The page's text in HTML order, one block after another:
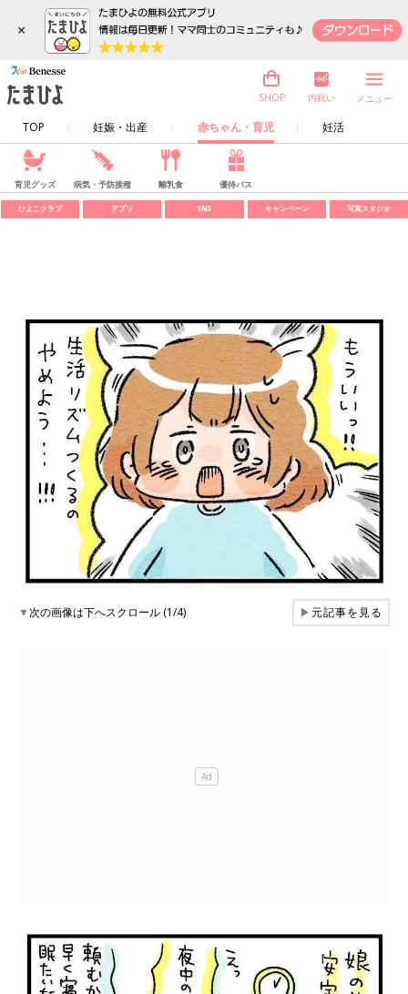
×
TOP 妊娠・出産 赤ちゃん・育児 妊活
SHOP 内祝い メニュー
育児グッズ 病気・予防接種 離乳食 優待パス
ひよこクラブ アプリ SNS キャンペーン 写真スタジオ
▼次の画像は下へスクロール (1/4) ▶元記事を見る